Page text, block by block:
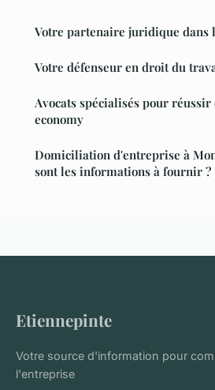
Votre partenaire juridique dans
Votre défenseur en droit du
Avocats spécialisés pour
economy
Domiciliation d'entreprise à
sont les informations à fournir ?
Etiennepinte
Votre source d'information pour
l'entreprise